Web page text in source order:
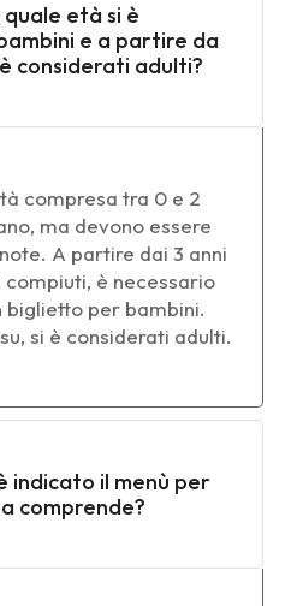
età si è
e a partire da
considerati adulti?
compresa tra 0 e 2
ma devono essere
A partire dai 3 anni
compiuti, è necessario
biglietto per bambini.
si è considerati adulti.
indicato il menù per
comprende?